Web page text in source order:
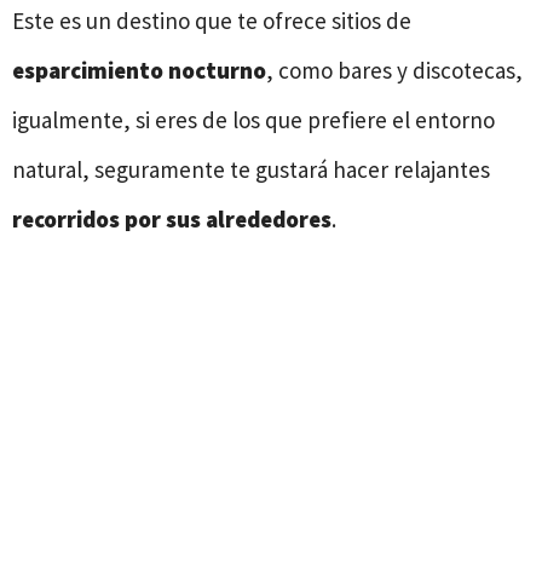
Este es un destino que te ofrece sitios de
esparcimiento nocturno, como bares y discotecas,
igualmente, si eres de los que prefiere el entorno
natural, seguramente te gustará hacer relajantes
recorridos por sus alrededores.